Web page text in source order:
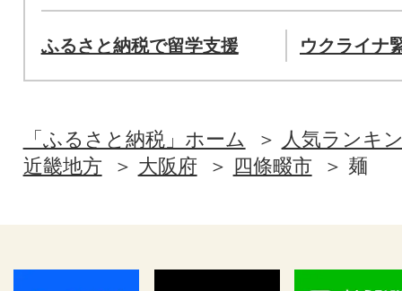
ふるさと納税で留学支援 ウクライナ
「ふるさと納税」ホーム
人気ランキ
近畿地方
大阪府 四條畷市 麺